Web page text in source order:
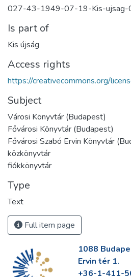
027-43-1949-07-19-Kis-
Is part of
Kis újság
Access rights
https://creativecommons.org/
Subject
Városi Könyvtár (Budapest)
Fővárosi Könyvtár (Budapest)
Fővárosi Szabó Ervin Könyvtár
közkönyvtár
fiókkönyvtár
Type
Text
Full item page
1088
Ervin tér 1.
+36-1-411-